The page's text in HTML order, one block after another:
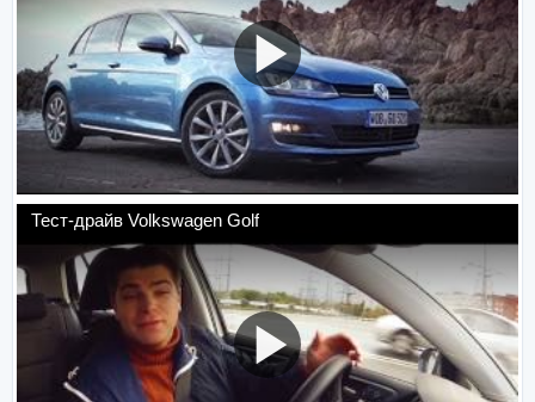
Тест-драйв Volkswagen Golf